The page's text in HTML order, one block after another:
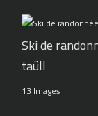
Ski de
taüll
13 Images